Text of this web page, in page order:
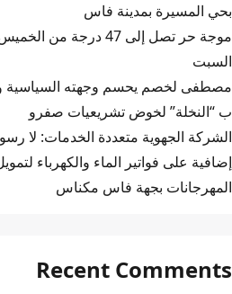
بحي المسيرة بمدينة فاس
موجة حر تصل إلى 47 درجة من
السبت
مصطفى لخصم يحسم وجهته السياسية
ب “النخلة” لخوض تشريعيات صفرو
الشركة الجهوية متعددة الخدمات: لا
إضافية على فواتير الماء والكهرباء
المهرجانات بجهة فاس مكناس
Recent Comments